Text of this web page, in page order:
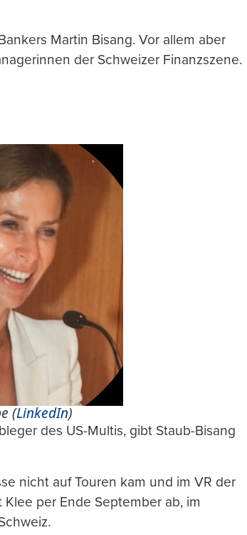
Martin Bisang. Vor allem aber
der Schweizer Finanzszene.
(LinkedIn)
des US-Multis, gibt Staub-Bisang
nicht auf Touren kam und im VR der
per Ende September ab, im